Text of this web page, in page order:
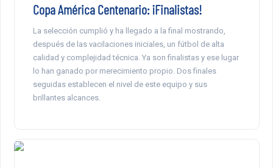
Copa América Centenario: ¡Finalistas!
La selección cumplió y ha llegado a la final mostrando,
después de las vacilaciones iniciales, un fútbol de alta
calidad y complejidad técnica. Ya son finalistas y ese lugar
lo han ganado por merecimiento propio. Dos finales
seguidas establecen el nivel de este equipo y sus
brillantes alcances.